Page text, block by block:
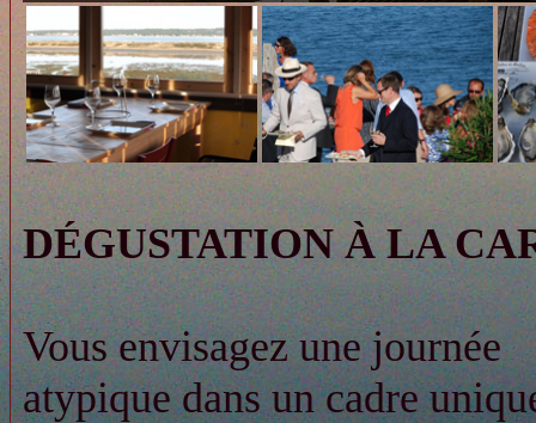
DÉGUSTATION À LA
Vous envisagez une journée
atypique dans un cadre